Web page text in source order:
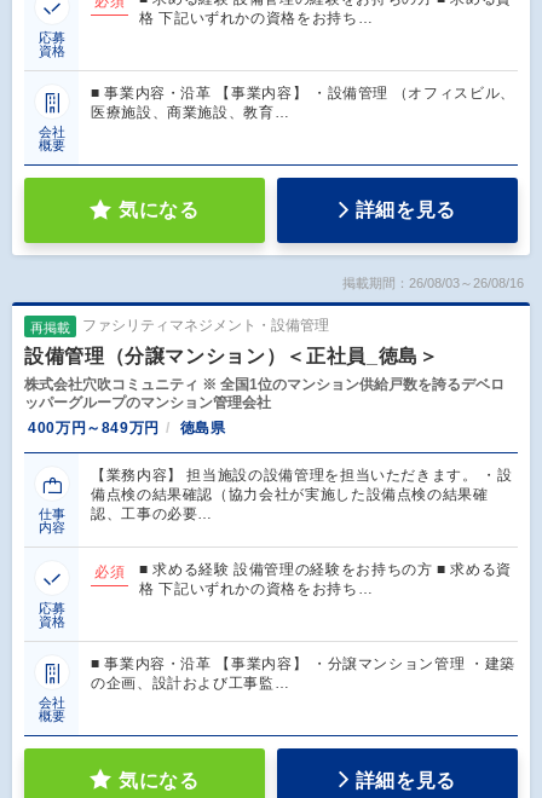
応募
資格
格 下記いずれかの資格をお持ち…
会社
概要
■ 事業内容・沿革 【事業内容】 ・設備管理 （オフィスビル、
医療施設、商業施設、教育…
気になる 詳細を見る
掲載期間：26/08/03～26/08/16
再掲載 ファシリティマネジメント・設備管理
設備管理（分譲マンション）＜正社員_徳島＞
株式会社穴吹コミュニティ ※ 全国1位のマンション供給戸数を誇るデベロ
ッパーグループのマンション管理会社
400万円～849万円
徳島県
仕事
内容
【業務内容】 担当施設の設備管理を担当いただきます。 ・設
備点検の結果確認（協力会社が実施した設備点検の結果確
認、工事の必要…
応募
資格
必須
■ 求める経験 設備管理の経験をお持ちの方 ■ 求める資
格 下記いずれかの資格をお持ち…
会社
概要
■ 事業内容・沿革 【事業内容】 ・分譲マンション管理 ・建築
の企画、設計および工事監…
気になる 詳細を見る